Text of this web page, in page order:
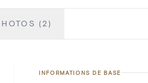
(2)
INFORMATIONS DE BASE